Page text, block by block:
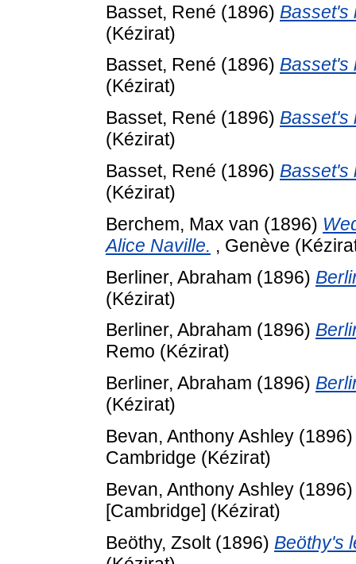
Basset, René (1896) Basset's
(Kézirat)
Basset, René (1896) Basset's
(Kézirat)
Basset, René (1896) Basset's
(Kézirat)
Basset, René (1896) Basset's
(Kézirat)
Berchem, Max van (1896)
Alice Naville. , Genève
Berliner, Abraham (1896)
(Kézirat)
Berliner, Abraham (1896)
Remo (Kézirat)
Berliner, Abraham (1896)
(Kézirat)
Bevan, Anthony Ashley
Cambridge (Kézirat)
Bevan, Anthony Ashley
[Cambridge] (Kézirat)
Beöthy, Zsolt(1896) Beöthy's